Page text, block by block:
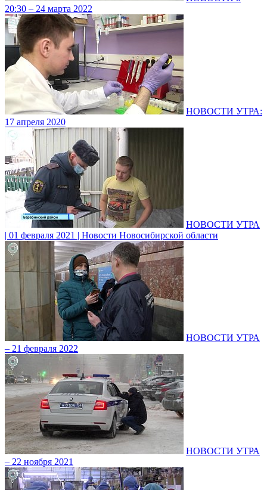
20:30 – 24 марта 2022
НОВОСТИ УТРА:
17 апреля 2020
НОВОСТИ УТРА
| 01 февраля 2021 | Новости Новосибирской области
НОВОСТИ УТРА
– 21 февраля 2022
НОВОСТИ УТРА
– 22 ноября 2021